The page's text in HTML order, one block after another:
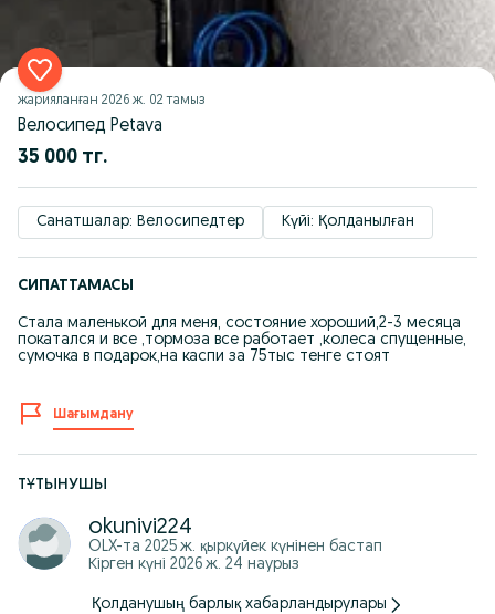
жарияланған 2026 ж. 02 тамыз
Велосипед Petava
35 000 тг.
Санатшалар: Велосипедтер Күйі: Қолданылған
СИПАТТАМАСЫ
Стала маленькой для меня, состояние хороший,2-3 месяца
покатался и все ,тормоза все работает ,колеса спущенные,
сумочка в подарок,на каспи за 75тыс тенге стоят
Шағымдану
ТҰТЫНУШЫ
okunivi224
OLX-та 2025 ж. қыркүйек күнінен бастап
Кірген күні 2026 ж. 24 наурыз
Қолданушың барлық хабарландырулары